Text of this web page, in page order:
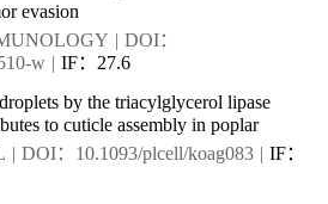
evasion
| DOI：
w | IF：27.6
by the triacylglycerol lipase
to cuticle assembly in poplar
| DOI：10.1093/plcell/koag083 | IF：